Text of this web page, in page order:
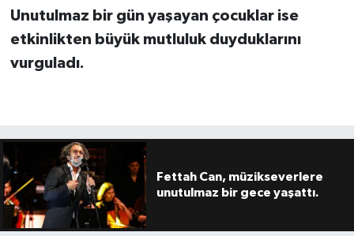
Unutulmaz bir gün yaşayan çocuklar ise
etkinlikten büyük mutluluk duyduklarını
vurguladı.
Fettah Can, müzikseverlere
unutulmaz bir gece yaşattı.